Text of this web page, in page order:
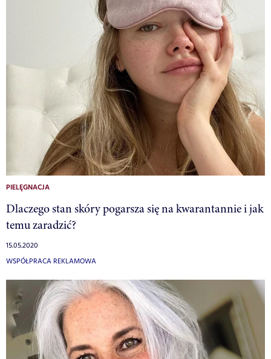
PIELĘGNACJA
Dlaczego stan skóry pogarsza się na kwarantannie i jak
temu zaradzić?
15.05.2020
WSPÓŁPRACA REKLAMOWA